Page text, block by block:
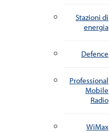
Stazioni di
energia
Defence
Professional
Mobile
Radio
WiMax